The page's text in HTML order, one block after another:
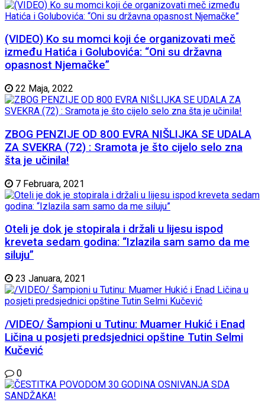
(VIDEO) Ko su momci koji će organizovati meč
između Hatića i Golubovića: “Oni su državna
opasnost Njemačke”
22 Maja, 2022
ZBOG PENZIJE OD 800 EVRA NIŠLIJKA SE UDALA
ZA SVEKRA (72) : Sramota je što cijelo selo zna
šta je učinila!
7 Februara, 2021
Oteli je dok je stopirala i držali u lijesu ispod
kreveta sedam godina: “Izlazila sam samo da me
siluju”
23 Januara, 2021
/VIDEO/ Šampioni u Tutinu: Muamer Hukić i Enad
Ličina u posjeti predsjednici opštine Tutin Selmi
Kučević
0